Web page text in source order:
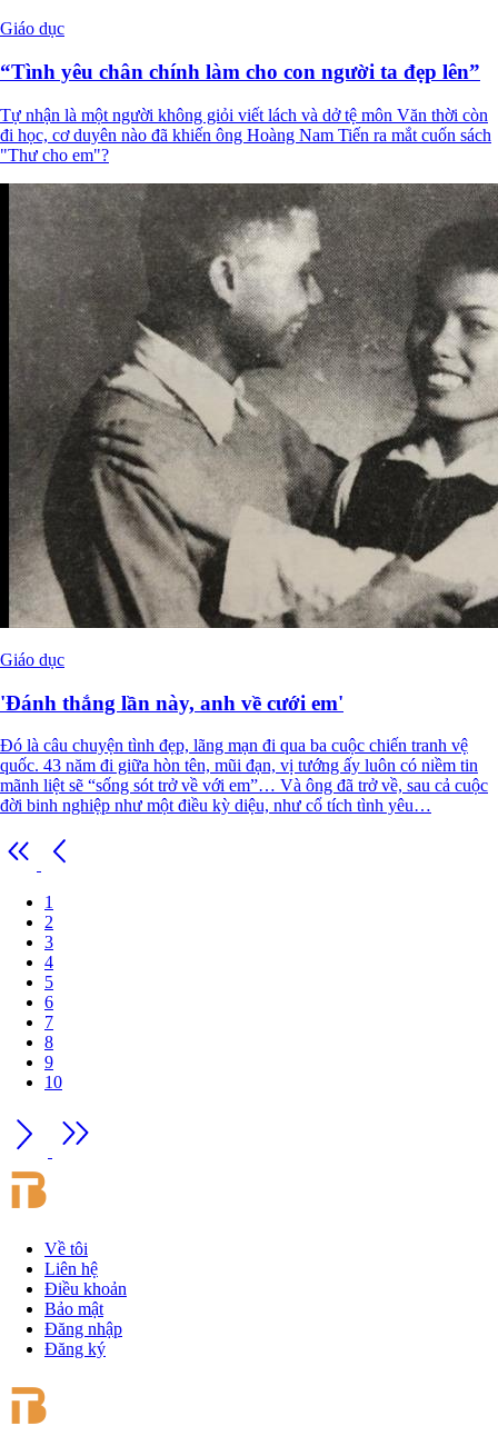
Giáo dục
“Tình yêu chân chính làm cho con người ta đẹp lên”
Tự nhận là một người không giỏi viết lách và dở tệ môn Văn thời còn
đi học, cơ duyên nào đã khiến ông Hoàng Nam Tiến ra mắt cuốn sách
"Thư cho em"?
Giáo dục
'Đánh thắng lần này, anh về cưới em'
Đó là câu chuyện tình đẹp, lãng mạn đi qua ba cuộc chiến tranh vệ
quốc. 43 năm đi giữa hòn tên, mũi đạn, vị tướng ấy luôn có niềm tin
mãnh liệt sẽ “sống sót trở về với em”… Và ông đã trở về, sau cả cuộc
đời binh nghiệp như một điều kỳ diệu, như cổ tích tình yêu…
1
2
3
4
5
6
7
8
9
10
Về tôi
Liên hệ
Điều khoản
Bảo mật
Đăng nhập
Đăng ký